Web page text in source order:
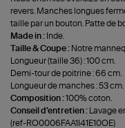
revers. Manches longues
taille par un bouton. Patte de
Made in : Inde.
Taille & Coupe : Notre
Longueur (taille 36) : 100 cm.
Demi-tour de poitrine : 66 cm.
Longueur de manches : 53 cm.
Composition :100% coton.
Conseil d'entretien :
Lavage
(ref-RO0006FAA1I41E10OE)